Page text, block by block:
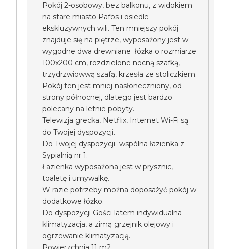
Pokój 2-osobowy, bez balkonu, z widokiem
na stare miasto Pafos i osiedle
ekskluzywnych wili. Ten mniejszy pokój
znajduje się na piętrze, wyposażony jest w
wygodne dwa drewniane łóżka o rozmiarze
100x200 cm, rozdzielone nocną szafką,
trzydrzwiowwą szafą, krzesła ze stoliczkiem.
Pokój ten jest mniej nasłoneczniony, od
strony północnej, dlatego jest bardzo
polecany na letnie pobyty.
Telewizja grecka, Netflix, Internet Wi-Fi są
do Twojej dyspozycji.
Do Twojej dyspozycji wspólna łazienka z
Sypialnią nr 1.
Łazienka wyposażona jest w prysznic,
toaletę i umywalkę.
W razie potrzeby można doposażyć pokój w
dodatkowe łóżko.
Do dyspozycji Gości latem indywidualna
klimatyzacja, a zimą grzejnik olejowy i
ogrzewanie klimatyzacją.